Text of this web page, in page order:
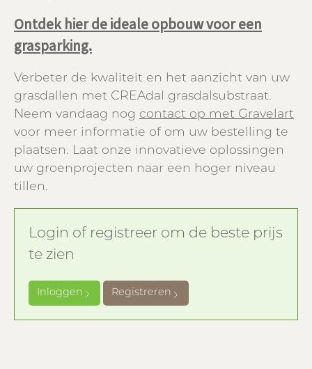
Ontdek hier de ideale opbouw voor een
grasparking.
Verbeter de kwaliteit en het aanzicht van uw
grasdallen met CREAdal grasdalsubstraat.
Neem vandaag nog contact op met Gravelart
voor meer informatie of om uw bestelling te
plaatsen. Laat onze innovatieve oplossingen
uw groenprojecten naar een hoger niveau
tillen.
Login of registreer om de beste prijs
te zien
Inloggen Registreren